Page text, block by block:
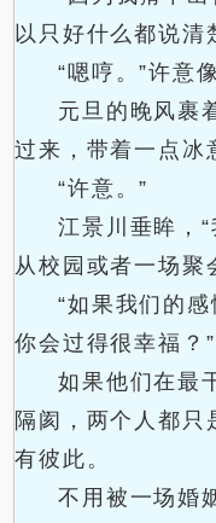
以只好什么都说清
“嗯哼。”许意
元旦的晚风裹
过来，带着一点冰
“许意。”
江景川垂眸，
从校园或者一场聚
“如果我们的
你会过得很幸福？”
如果他们在最
隔阂，两个人都只
有彼此。
不用被一场婚